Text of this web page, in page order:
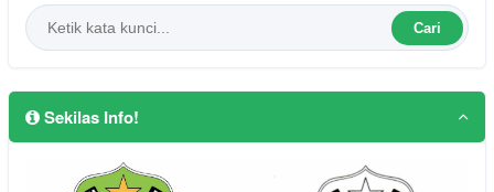
Cari
Sekilas Info!